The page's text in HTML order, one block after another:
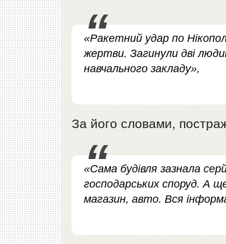
«Ракетний удар по
жертви. Загинули дві
навчального закладу»,
За його словами,
«Сама будівля зазнала
господарських споруд. А
магазин, авто. Вся